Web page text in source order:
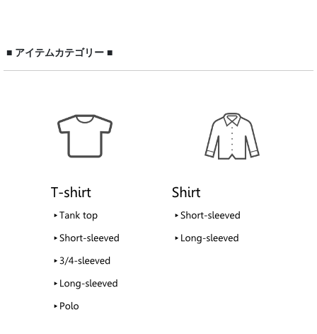
Accessory
サイズ交換 片道送料無料 対象商品
■ アイテムカテゴリー ■